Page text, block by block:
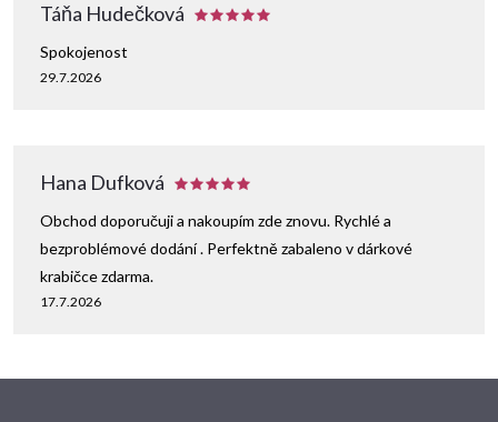
Táňa Hudečková
29.7.2026
Spokojenost
Hana Dufková
17.7.2026
Obchod doporučuji a nakoupím zde znovu. Rychlé a
bezproblémové dodání . Perfektně zabaleno v dárkové
krabičce zdarma.